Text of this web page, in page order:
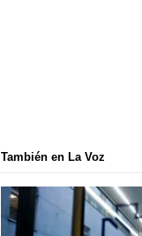
También en La Voz